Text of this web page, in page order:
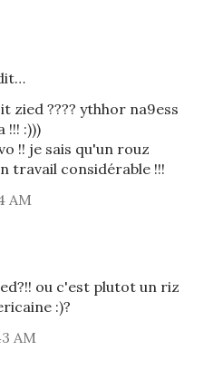
zied ???? ythhor na9ess
!!! :)))
!! je sais qu'un rouz
travail considérable !!!
AM
ou c'est plutot un riz
:)?
AM